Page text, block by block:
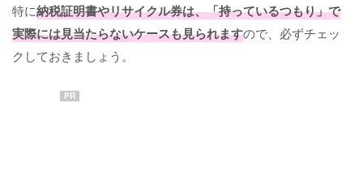
特に納税証明書やリサイクル券は、「持っているつもり」で
実際には見当たらないケースも見られますので、必ずチェッ
クしておきましょう。
PR